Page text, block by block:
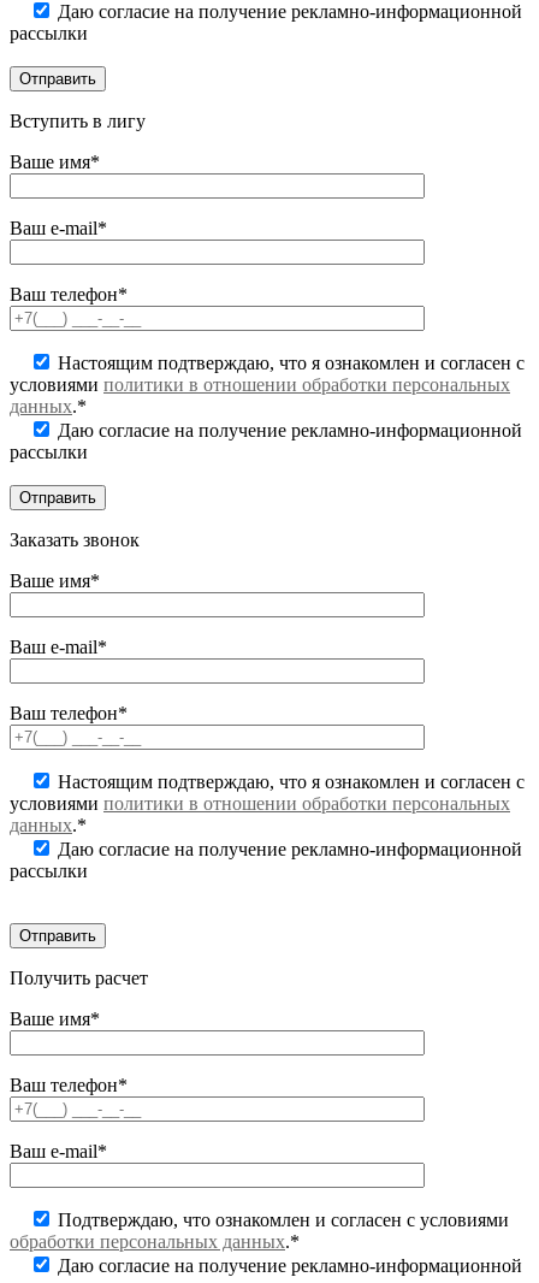
Даю согласие на получение рекламно-информационной
рассылки
Вступить в лигу
Ваше имя*
Ваш e-mail*
Ваш телефон*
Настоящим подтверждаю, что я ознакомлен и согласен с
условиями политики в отношении обработки персональных
данных.*
Даю согласие на получение рекламно-информационной
рассылки
Заказать звонок
Ваше имя*
Ваш e-mail*
Ваш телефон*
Настоящим подтверждаю, что я ознакомлен и согласен с
условиями политики в отношении обработки персональных
данных.*
Даю согласие на получение рекламно-информационной
рассылки
Получить расчет
Ваше имя*
Ваш телефон*
Ваш e-mail*
Подтверждаю, что ознакомлен и согласен с условиями
обработки персональных данных.*
Даю согласие на получение рекламно-информационной